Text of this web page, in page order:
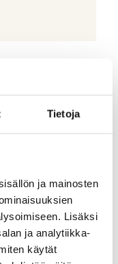
Tietoja
ja mainosten
Lisäksi
ja analytiikka-
käytät